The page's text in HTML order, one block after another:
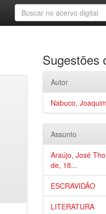
Sugestões
Autor
Nabuco,
Assunto
Araújo, José
de, 18...
ESCRAVIDÃO
LITERATURA